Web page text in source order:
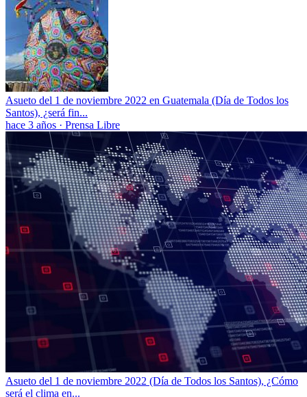
Asueto del 1 de noviembre 2022 en Guatemala (Día de Todos los
Santos), ¿será fin...
hace 3 años · Prensa Libre
Asueto del 1 de noviembre 2022 (Día de Todos los Santos), ¿Cómo
será el clima en...